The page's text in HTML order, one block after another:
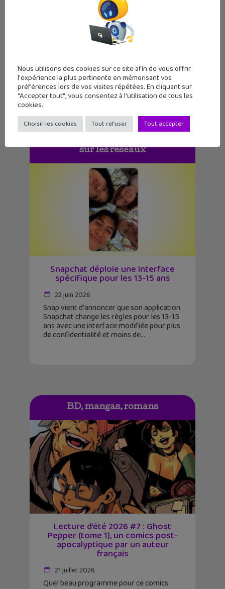
protéger sur les réseaux sociaux
18 décembre 2025
FantomApp est une application pratique
préserver tes données sur les
sur les réseaux
Snapchat déploie une interface
spécifique pour les 13-15 ans
22 juin 2026
Snap vient d'annoncer que son application
Snapchat change les règles pour les 13-15
ans avec une interface modifiée pour plus
de confidentialité et moins de
BD, mangas, romans
Lecture d’été 2026 #7 : Ghost
Pepper (tome 1), un comics post-
apocalyptique par un auteur
français
21 juillet 2026
Quel beau programme pour ce comics
Nous utilisons des cookies sur ce site afin de vous offrir
l'expérience la plus pertinente en mémorisant vos
préférences lors de vos visites répétées. En cliquant sur
"Accepter tout", vous consentez à l'utilisation de tous les
cookies.
Choisir les cookies Tout refuser Tout accepter